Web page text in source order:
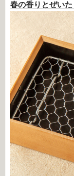
春の香りとぜい